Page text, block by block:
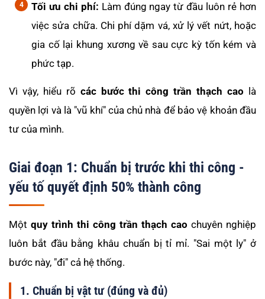
Tối ưu chi phí: Làm đúng ngay từ đầu luôn rẻ hơn
việc sửa chữa. Chi phí dặm vá, xử lý vết nứt, hoặc
gia cố lại khung xương về sau cực kỳ tốn kém và
phức tạp.
Vì vậy, hiểu rõ các bước thi công trần thạch cao là
quyền lợi và là "vũ khí" của chủ nhà để bảo vệ khoản đầu
tư của mình.
Giai đoạn 1: Chuẩn bị trước khi thi công -
yếu tố quyết định 50% thành công
Một quy trình thi công trần thạch cao chuyên nghiệp
luôn bắt đầu bằng khâu chuẩn bị tỉ mỉ. "Sai một ly" ở
bước này, "đi" cả hệ thống.
1. Chuẩn bị vật tư (đúng và đủ)